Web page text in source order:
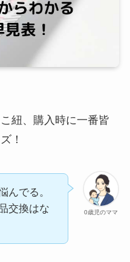
紐、購入時に一番皆
！
0歳児のママ
んでる。
交換はな